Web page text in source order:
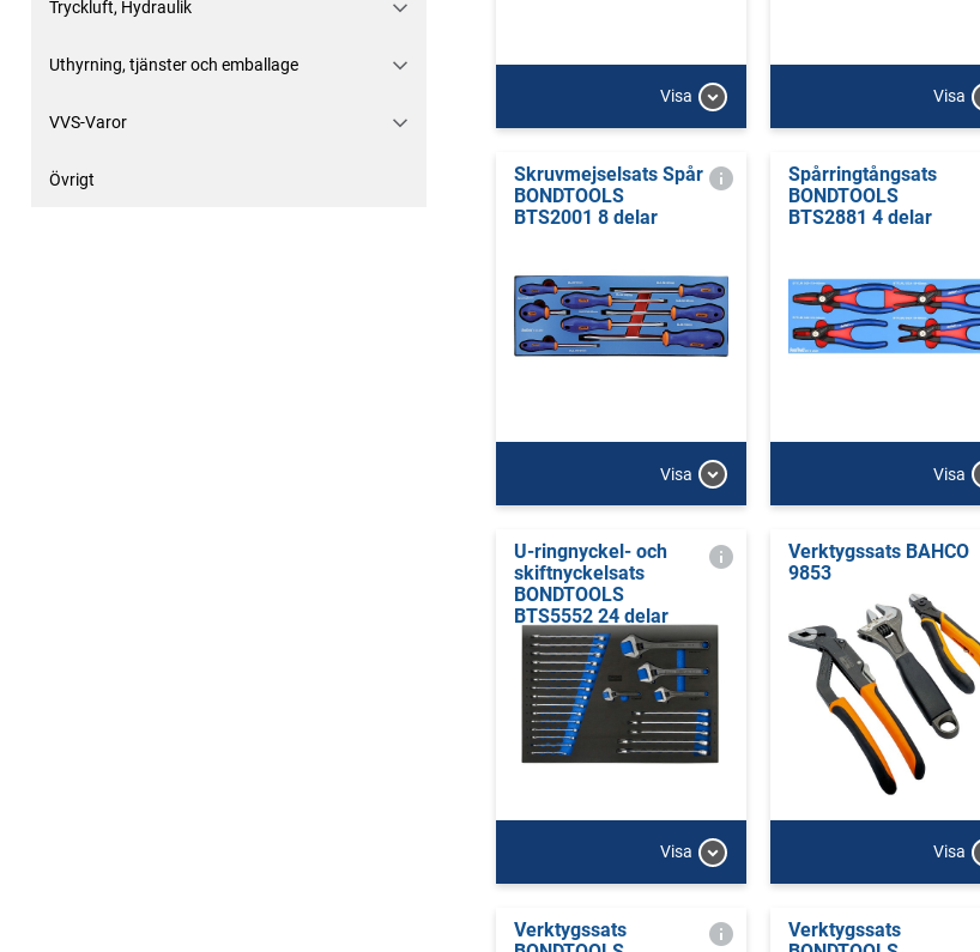
Tryckluft, Hydraulik
Uthyrning, tjänster och emballage
VVS-Varor
Övrigt
Visa Visa
Skruvmejselsats Spår
BONDTOOLS
BTS2001 8 delar
Visa
Spårringtångsats
BONDTOOLS
BTS2881 4 delar
Visa
U-ringnyckel- och
skiftnyckelsats
BONDTOOLS
BTS5552 24 delar
Visa
Verktygssats BAHCO
9853
Visa
Verktygssats
Verktygssats